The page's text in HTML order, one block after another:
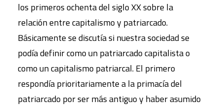
los primeros ochenta del siglo XX sobre la
relación entre capitalismo y patriarcado.
Básicamente se discutía si nuestra sociedad se
podía definir como un patriarcado capitalista o
como un capitalismo patriarcal. El primero
respondía prioritariamente a la primacía del
patriarcado por ser más antiguo y haber asumido